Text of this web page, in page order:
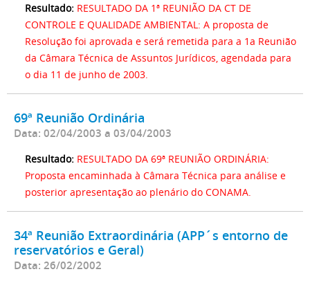
Resultado: RESULTADO DA 1ª REUNIÃO DA CT DE
CONTROLE E QUALIDADE AMBIENTAL: A proposta de
Resolução foi aprovada e será remetida para a 1a Reunião
da Câmara Técnica de Assuntos Jurídicos, agendada para
o dia 11 de junho de 2003.
69ª Reunião Ordinária
Data: 02/04/2003 a 03/04/2003
Resultado: RESULTADO DA 69ª REUNIÃO ORDINÁRIA:
Proposta encaminhada à Câmara Técnica para análise e
posterior apresentação ao plenário do CONAMA.
34ª Reunião Extraordinária (APP´s entorno de
reservatórios e Geral)
Data: 26/02/2002